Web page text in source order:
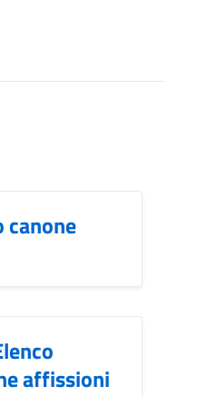
canone
affissioni